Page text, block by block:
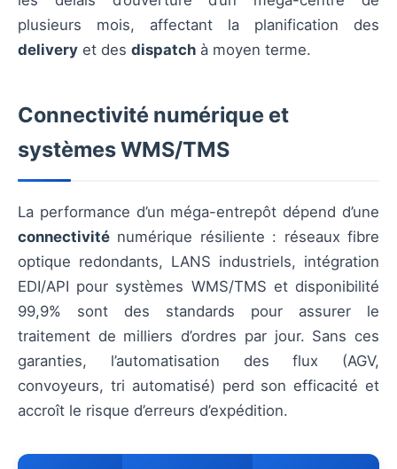
plusieurs mois, affectant la planification des
delivery et des dispatch à moyen terme.
Connectivité numérique et
systèmes WMS/TMS
La performance d’un méga-entrepôt dépend d’une
connectivité numérique résiliente : réseaux fibre
optique redondants, LANS industriels, intégration
EDI/API pour systèmes WMS/TMS et disponibilité
99,9% sont des standards pour assurer le
traitement de milliers d’ordres par jour. Sans ces
garanties, l’automatisation des flux (AGV,
convoyeurs, tri automatisé) perd son efficacité et
accroît le risque d’erreurs d’expédition.